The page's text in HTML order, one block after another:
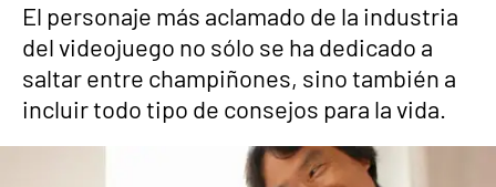
El personaje más aclamado de la industria
del videojuego no sólo se ha dedicado a
saltar entre champiñones, sino también a
incluir todo tipo de consejos para la vida.